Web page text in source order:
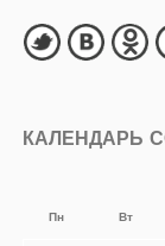
КАЛЕНДАРЬ
Пн Вт